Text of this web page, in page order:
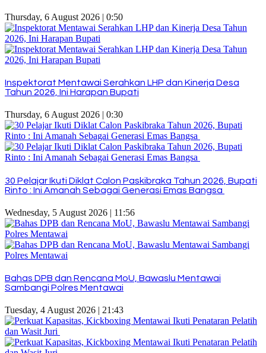
Thursday, 6 August 2026 | 0:50
Inspektorat Mentawai Serahkan LHP dan Kinerja Desa
Tahun 2026, Ini Harapan Bupati
Thursday, 6 August 2026 | 0:30
30 Pelajar Ikuti Diklat Calon Paskibraka Tahun 2026, Bupati
Rinto : Ini Amanah Sebagai Generasi Emas Bangsa
Wednesday, 5 August 2026 | 11:56
Bahas DPB dan Rencana MoU, Bawaslu Mentawai
Sambangi Polres Mentawai
Tuesday, 4 August 2026 | 21:43